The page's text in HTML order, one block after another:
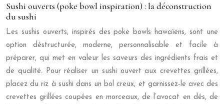
Sushi ouverts (poke bowl inspiration) : la déconstruction
du sushi
Les sushis ouverts, inspirés des poke bowls hawaïens, sont une
option déstructurée, moderne, personnalisable et facile à
préparer, qui met en valeur les saveurs des ingrédients frais et
de qualité. Pour réaliser un sushi ouvert aux crevettes grillées,
placez du riz à sushi dans un bol creux, et garnissez-le avec des
crevettes grillées coupées en morceaux, de l’avocat en dés, de